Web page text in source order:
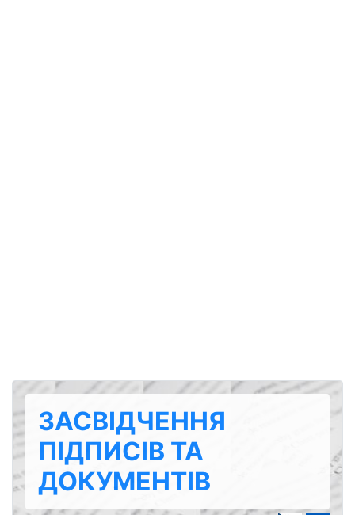
ЗАСВІДЧЕННЯ
ПІДПИСІВ ТА
ДОКУМЕНТІВ